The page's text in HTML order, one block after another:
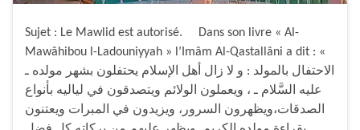
Sujet : Le Mawlid est autorisé. Dans son livre « Al-
Mawâhibou l-Ladouniyyah » l’Imâm Al-Qastallâni a dit : «
الاحتفال بالمولد : و لا زال أهل الإسلام يحتفلون بشهر مولده ـ
عليه السَّلام ـ ، ويعملون الولائم ويتصدقون في لياليه بأنواع
الصدقات،ويظهرون السرور، ويزيدون في المبرات ويعتنون